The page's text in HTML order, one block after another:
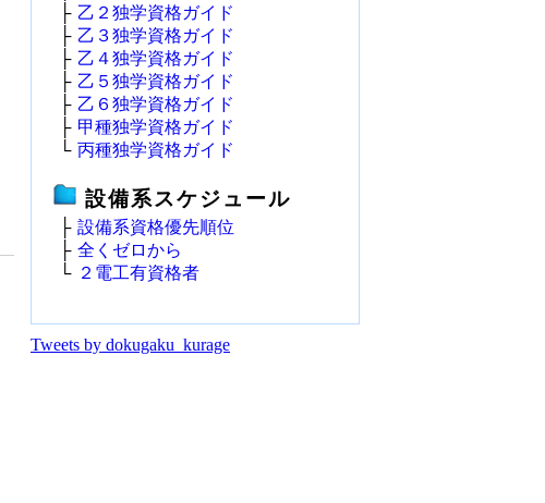
├ 乙２独学資格ガイド
├ 乙３独学資格ガイド
├ 乙４独学資格ガイド
├ 乙５独学資格ガイド
├ 乙６独学資格ガイド
├ 甲種独学資格ガイド
└ 丙種独学資格ガイド
設備系スケジュール
├ 設備系資格優先順位
├ 全くゼロから
└ ２電工有資格者
Tweets by dokugaku_kurage